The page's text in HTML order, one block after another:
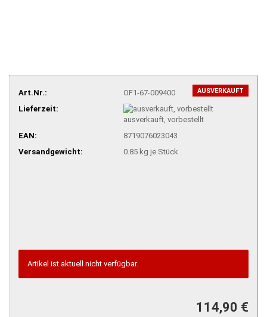
AUSVERKAUFT
Art.Nr.:
OF1-67-009400
Lieferzeit:
ausverkauft, vorbestellt
EAN:
8719076023043
Versandgewicht:
0.85kg je Stück
Artikel ist aktuell nicht verfügbar.
114,90 €